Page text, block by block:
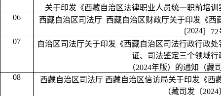
关于印发《西藏自治区法律职业人员统一职前培
06
西藏自治区司法厅 西藏自治区财政厅关于印发《西
〔2024〕 72
07
自治区司法厅关于印发《西藏自治区司法行政行政
证、司法鉴定三个领域
（2024年版）的通知
（藏
08
西藏自治区司法厅 西藏自治区信访局关于印发《西
（藏司发〔